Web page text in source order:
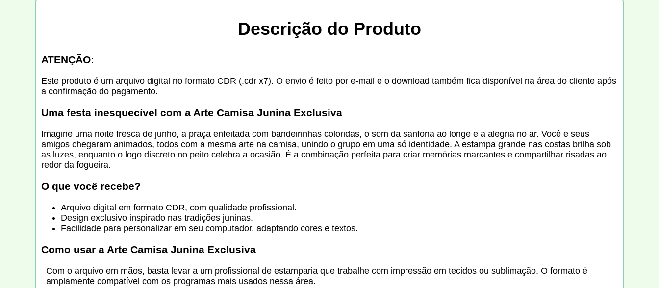
Descrição do Produto
ATENÇÃO:
Este produto é um arquivo digital no formato CDR (.cdr x7). O envio é feito por e-mail e o download também fica disponível na área do cliente após
a confirmação do pagamento.
Uma festa inesquecível com a Arte Camisa Junina Exclusiva
Imagine uma noite fresca de junho, a praça enfeitada com bandeirinhas coloridas, o som da sanfona ao longe e a alegria no ar. Você e seus
amigos chegaram animados, todos com a mesma arte na camisa, unindo o grupo em uma só identidade. A estampa grande nas costas brilha sob
as luzes, enquanto o logo discreto no peito celebra a ocasião. É a combinação perfeita para criar memórias marcantes e compartilhar risadas ao
redor da fogueira.
O que você recebe?
Arquivo digital em formato CDR, com qualidade profissional.
Design exclusivo inspirado nas tradições juninas.
Facilidade para personalizar em seu computador, adaptando cores e textos.
Como usar a Arte Camisa Junina Exclusiva
Com o arquivo em mãos, basta levar a um profissional de estamparia que trabalhe com impressão em tecidos ou sublimação. O formato é
amplamente compatível com os programas mais usados nessa área.